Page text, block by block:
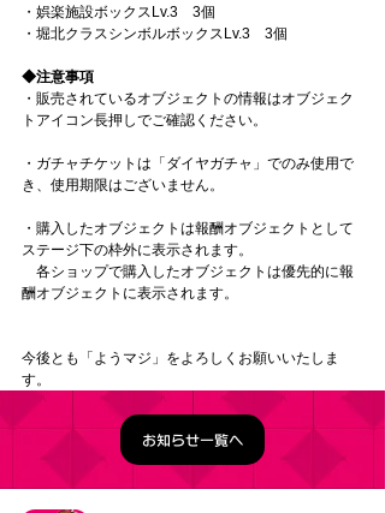
・娯楽施設ボックスLv.3　3個
・堀北クラスシンボルボックスLv.3　3個
◆注意事項
・販売されているオブジェクトの情報はオブジェク
トアイコン長押しでご確認ください。
・ガチャチケットは「ダイヤガチャ」でのみ使用で
き、使用期限はございません。
・購入したオブジェクトは報酬オブジェクトとして
ステージ下の枠外に表示されます。
各ショップで購入したオブジェクトは優先的に報
酬オブジェクトに表示されます。
今後とも「ようマジ」をよろしくお願いいたしま
す。
お知らせ一覧へ